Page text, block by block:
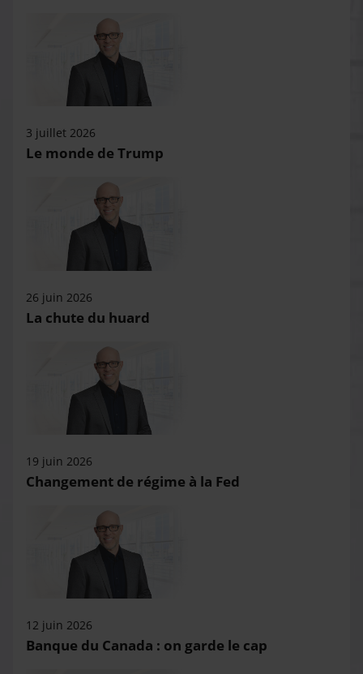
3 juillet 2026
Le monde de Trump
26 juin 2026
La chute du huard
19 juin 2026
Changement de régime à la Fed
12 juin 2026
Banque du Canada : on garde le cap